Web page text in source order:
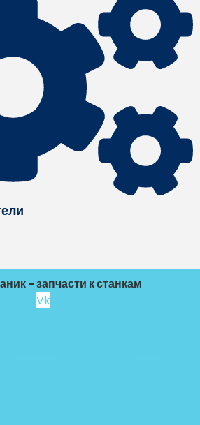
- запчасти к станкам
Vk